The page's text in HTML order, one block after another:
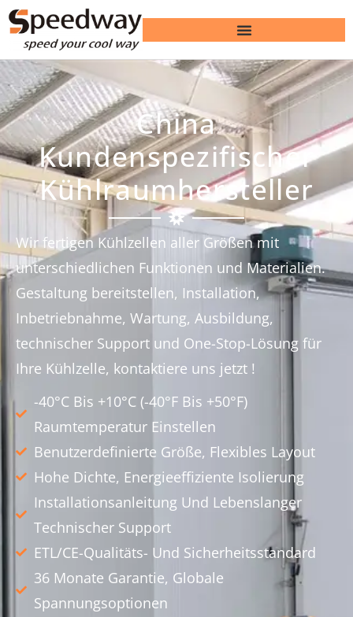
China
Kundenspezifischer
Kühlraumhersteller
Wir fertigen Kühlzellen aller Größen mit
unterschiedlichen Funktionen und Materialien.
Gestaltung bereitstellen, Installation,
Inbetriebnahme, Wartung, Ausbildung,
technischer Support und One-Stop-Lösung für
Ihre Kühlzelle, kontaktiere uns jetzt !
-40°C Bis +10°C (-40°F Bis +50°F)
Raumtemperatur Einstellen
Benutzerdefinierte Größe, Flexibles Layout
Hohe Dichte, Energieeffiziente Isolierung
Installationsanleitung Und Lebenslanger
Technischer Support
ETL/CE-Qualitäts- Und Sicherheitsstandard
36 Monate Garantie, Globale
Spannungsoptionen